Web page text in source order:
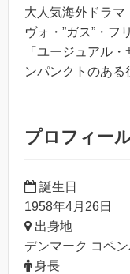
大人気海外ドラマ
ヴォ・”ガス”・フ
「ユージュアル
ンパンクトのある
プロフィー
誕生日
1958年4月26日
出身地
デンマーク コペ
身長